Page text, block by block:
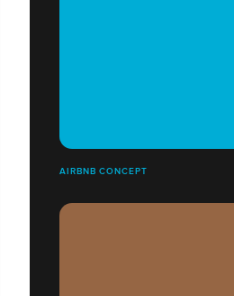
AIRBNB CONCEPT